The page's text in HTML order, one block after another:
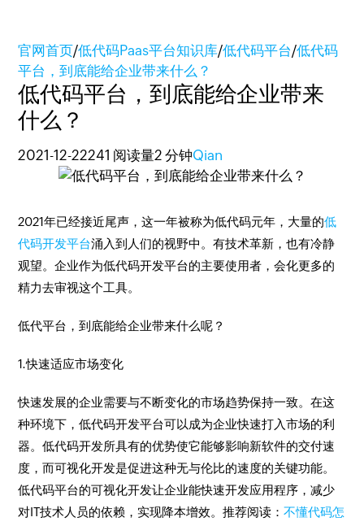
官网首页/低代码Paas平台知识库/低代码平台/低代码
平台，到底能给企业带来什么？
低代码平台，到底能给企业带来
什么？
2021-12-22241 阅读量2 分钟Qian
2021年已经接近尾声，这一年被称为低代码元年，大量的低
代码开发平台涌入到人们的视野中。有技术革新，也有冷静
观望。企业作为低代码开发平台的主要使用者，会化更多的
精力去审视这个工具。
低代平台，到底能给企业带来什么呢？
1.快速适应市场变化
快速发展的企业需要与不断变化的市场趋势保持一致。在这
种环境下，低代码开发平台可以成为企业快速打入市场的利
器。低代码开发所具有的优势使它能够影响新软件的交付速
度，而可视化开发是促进这种无与伦比的速度的关键功能。
低代码平台的可视化开发让企业能快速开发应用程序，减少
对IT技术人员的依赖，实现降本增效。推荐阅读：不懂代码怎